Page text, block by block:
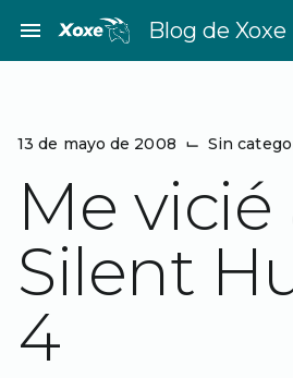
contenido
menu Blog de Xoxe
13 de mayo de 2008 ⌙ Sin
Me vicié
Silent
4